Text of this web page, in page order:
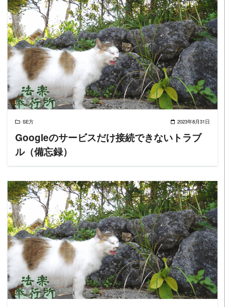
READ MORE
SE方 2023年8月31日
Googleのサービスだけ接続できないトラブ
ル（備忘録）
READ MORE